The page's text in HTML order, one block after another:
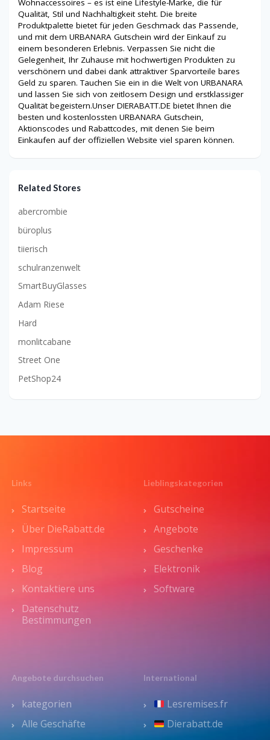
Qualität, Stil und Nachhaltigkeit steht. Die breite
Produktpalette bietet für jeden Geschmack das Passende,
und mit dem URBANARA Gutschein wird der Einkauf zu
einem besonderen Erlebnis. Verpassen Sie nicht die
Gelegenheit, Ihr Zuhause mit hochwertigen Produkten zu
verschönern und dabei dank attraktiver Sparvorteile bares
Geld zu sparen. Tauchen Sie ein in die Welt von URBANARA
und lassen Sie sich von zeitlosem Design und erstklassiger
Qualität begeistern.Unser DIERABATT.DE bietet Ihnen die
besten und kostenlossten URBANARA Gutschein,
Aktionscodes und Rabattcodes, mit denen Sie beim
Einkaufen auf der offiziellen Website viel sparen können.
Related Stores
abercrombie
büroplus
tiierisch
schulranzenwelt
SmartBuyGlasses
Adam Riese
Hard
monlitcabane
Street One
PetShop24
Links
Startseite
Über DieRabatt.de
Impressum
Blog
Kontaktiere uns
Datenschutz
Bestimmungen
Lieblingskategorien
Gutscheine
Angebote
Geschenke
Elektronik
Software
Angebote durchsuchen
kategorien
Alle Geschäfte
International
Lesremises.fr
Dierabatt.de